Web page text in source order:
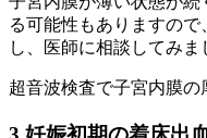
る可能性もありますので
し、医師に相談してみま
超音波検査で子宮内膜の